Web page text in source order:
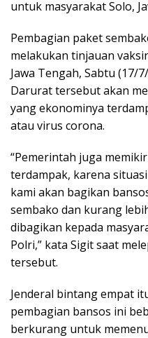
untuk masyarakat Solo,
Pembagian paket
melakukan tinjauan
Jawa Tengah, Sabtu (17/
Darurat tersebut akan
yang ekonominya
atau virus corona.
“Pemerintah juga
terdampak, karena
kami akan bagikan
sembako dan kurang
dibagikan kepada
Polri,” kata Sigit saat
tersebut.
Jenderal bintang empat
pembagian bansos ini
berkurang untuk